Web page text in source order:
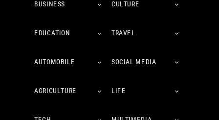
BUSINESS CULTURE
EDUCATION TRAVEL
AUTOMOBILE SOCIAL MEDIA
AGRICULTURE LIFE